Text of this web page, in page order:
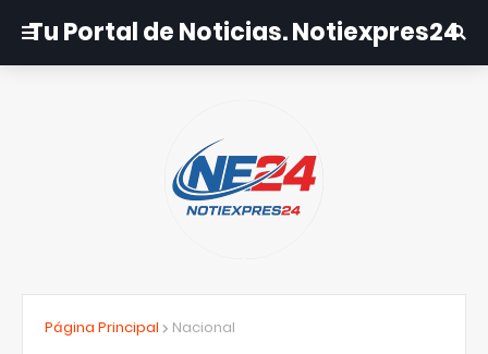
Tu Portal de Noticias. Notiexpres24
Página Principal Nacional